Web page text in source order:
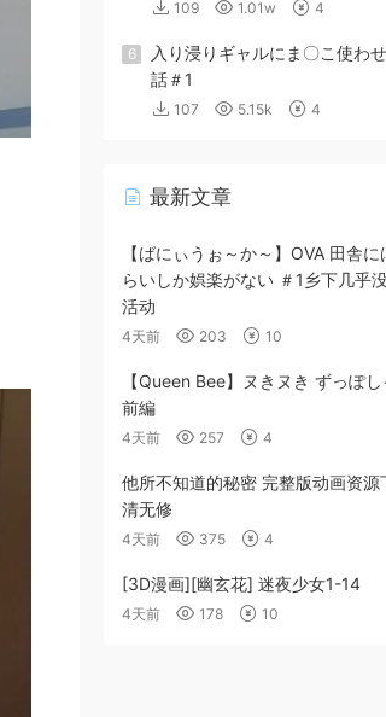
109 1.01w 4
6
入り浸りギャルにま〇こ使わ
話＃1
107 5.15k 4
最新文章
【ばにぃうぉ～か～】OVA 田舎に
らいしか娯楽がない ＃1乡下几乎
活动
4天前 203 10
【Queen Bee】ヌきヌき ずっぽし
前編
4天前 257 4
他所不知道的秘密 完整版动画资源
清无修
4天前 375 4
[3D漫画][幽玄花] 迷夜少女1-14
4天前 178 10